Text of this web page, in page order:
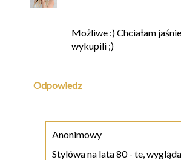
Możliwe :) Chciałam
wykupili ;)
Odpowiedz
Anonimowy
Stylówa na lata 80 - te,